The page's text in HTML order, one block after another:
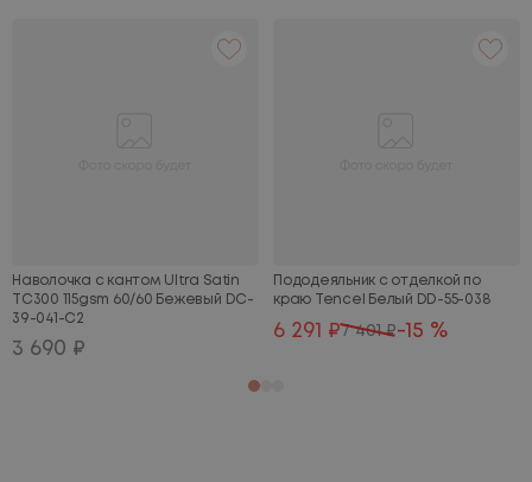
Наволочка с кантом Ultra Satin
TC300 115gsm 60/60 Бежевый DC-
39-041-C2
3 690 ₽
Пододеяльник с отделкой по
краю Tencel Белый DD-55-038
6 291 ₽ 7 401 ₽-15 %